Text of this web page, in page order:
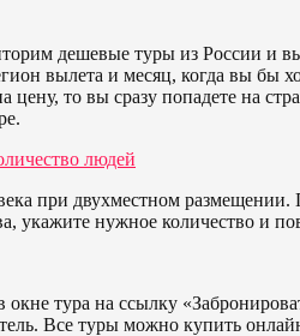
дешевые туры из России и
вылета и месяц, когда вы бы
цену, то вы сразу попадете на
людей
при двухместном
укажите нужное количество и
тура на ссылку
Все туры можно купить